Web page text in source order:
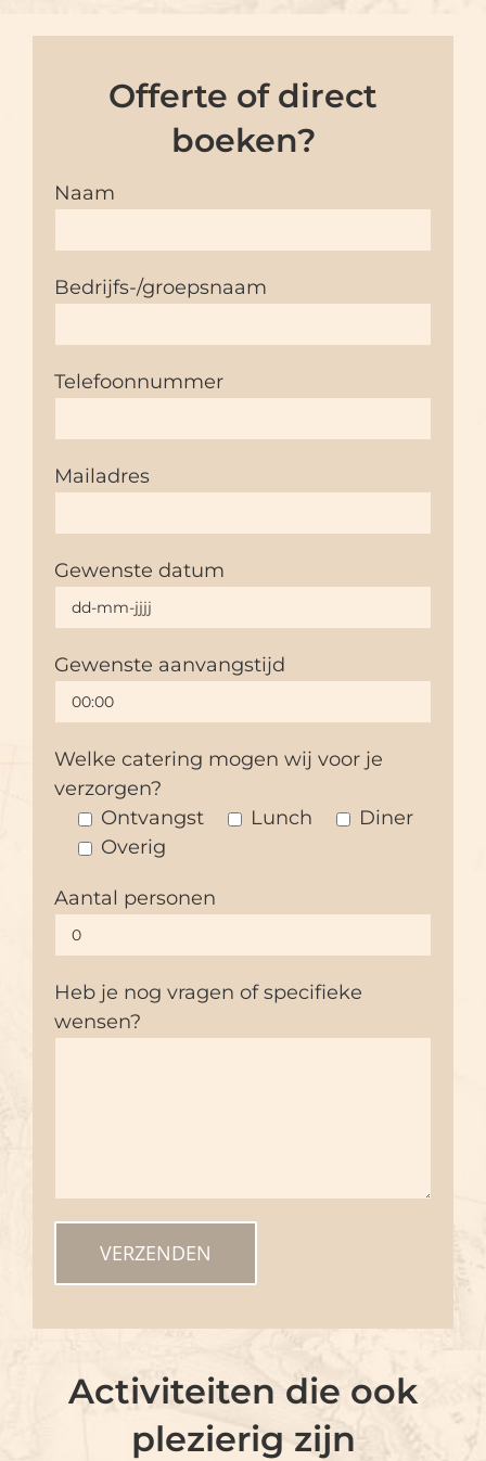
Offerte of direct
boeken?
Naam
Bedrijfs-/groepsnaam
Telefoonnummer
Mailadres
Gewenste datum
Gewenste aanvangstijd
Welke catering mogen wij voor je
verzorgen?
Ontvangst
Lunch
Diner
Overig
Aantal personen
Heb je nog vragen of specifieke
wensen?
Activiteiten die ook
plezierig zijn